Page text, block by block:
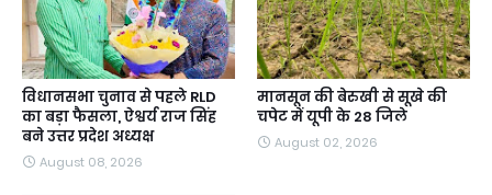
विधानसभा चुनाव से पहले RLD
का बड़ा फैसला, ऐश्वर्य राज सिंह
बने उत्तर प्रदेश अध्यक्ष
August 08, 2026
मानसून की बेरुखी से सूखे की
चपेट में यूपी के 28 जिले
August 02, 2026